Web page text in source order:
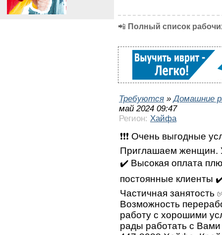
📲 Полный список
Требуются »Домашние
май 2024 09:47
Регион: Хайфа
❗❗❗ Очень выгодные
Приглашаем женщин.
✔️ Высокая оплата
постоянные клиенты
Частичная занятость
Возможность
работу с хорошими
рады работать с